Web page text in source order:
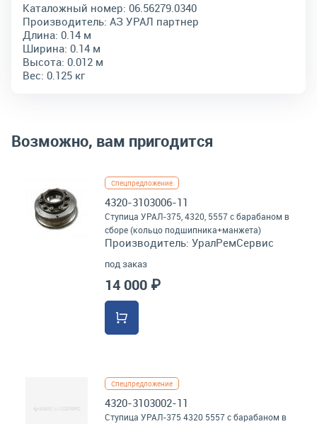
Каталожный номер: 06.56279.0340
Производитель: АЗ УРАЛ партнер
Длина: 0.14 м
Ширина: 0.14 м
Высота: 0.012 м
Вес: 0.125 кг
Возможно, вам пригодится
Спецпредложение
4320-3103006-11
Ступица УРАЛ-375, 4320, 5557 с барабаном в
сборе (кольцо подшипника+манжета)
Производитель: УралРемСервис
под заказ
14 000 ₽
Спецпредложение
4320-3103002-11
Ступица УРАЛ-375 4320 5557 с барабаном в